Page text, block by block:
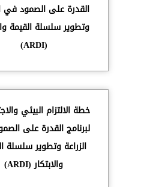
القدرة على الصمود في
وتطوير سلسلة القيمة
(ARDI)
خطة الالتزام البيئي
لبرنامج القدرة على
الزراعة وتطوير سلسلة
والابتكار (ARDI)